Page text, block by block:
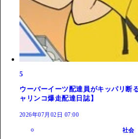
5
ウーバーイーツ配達員がキッパリ断
ャリンコ爆走配達日誌】
2026年07月02日 07:00
社会